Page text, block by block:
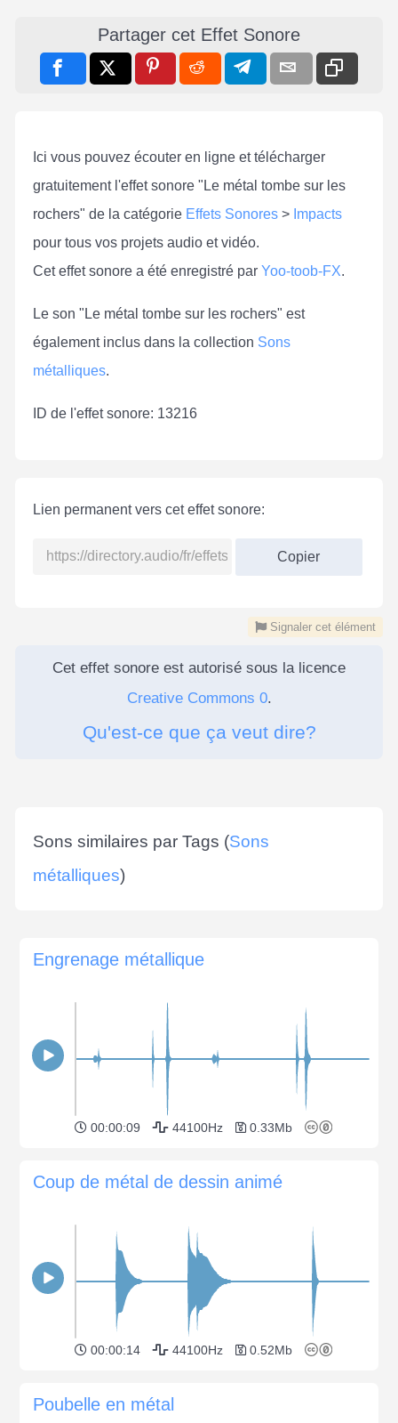
Partager cet Effet Sonore
Ici vous pouvez écouter en ligne et télécharger
gratuitement l'effet sonore "Le métal tombe sur les
rochers" de la catégorie Effets Sonores > Impacts
pour tous vos projets audio et vidéo.
Cet effet sonore a été enregistré par Yoo-toob-FX.
Le son "Le métal tombe sur les rochers" est
également inclus dans la collection Sons
métalliques.
ID de l'effet sonore: 13216
Lien permanent vers cet effet sonore:
Copier
Signaler cet élément
Cet effet sonore est autorisé sous la licence
Creative Commons 0.
Qu'est-ce que ça veut dire?
Sons similaires par Tags (Sons
métalliques)
Engrenage métallique
00:00:09 44100Hz 0.33Mb
Coup de métal de dessin animé
00:00:14 44100Hz 0.52Mb
Poubelle en métal